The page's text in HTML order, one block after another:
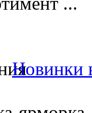
Новинки